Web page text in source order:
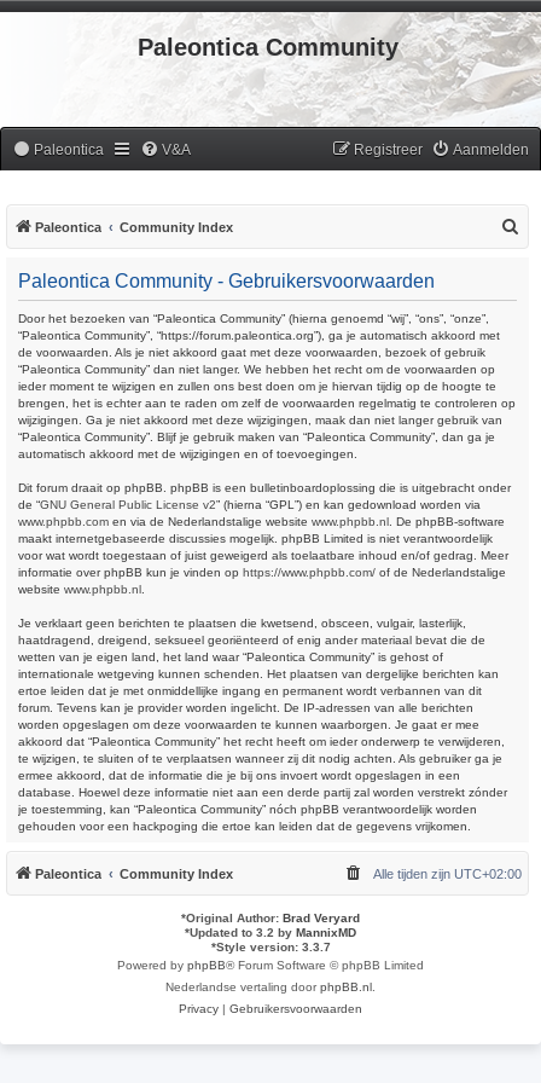
Paleontica Community
Paleontica V&A Aanmelden
Registreer
Paleontica Community Index
Paleontica Community - Gebruikersvoorwaarden
Door het bezoeken van “Paleontica Community” (hierna genoemd “wij”, “ons”, “onze”,
“Paleontica Community”, “https://forum.paleontica.org”), ga je automatisch akkoord met
de voorwaarden. Als je niet akkoord gaat met deze voorwaarden, bezoek of gebruik
“Paleontica Community” dan niet langer. We hebben het recht om de voorwaarden op
ieder moment te wijzigen en zullen ons best doen om je hiervan tijdig op de hoogte te
brengen, het is echter aan te raden om zelf de voorwaarden regelmatig te controleren op
wijzigingen. Ga je niet akkoord met deze wijzigingen, maak dan niet langer gebruik van
“Paleontica Community”. Blijf je gebruik maken van “Paleontica Community”, dan ga je
automatisch akkoord met de wijzigingen en of toevoegingen.
Dit forum draait op phpBB. phpBB is een bulletinboardoplossing die is uitgebracht onder
de “GNU General Public License v2” (hierna “GPL”) en kan gedownload worden via
www.phpbb.com en via de Nederlandstalige website www.phpbb.nl . De phpBB-software
maakt internetgebaseerde discussies mogelijk. phpBB Limited is niet verantwoordelijk
voor wat wordt toegestaan of juist geweigerd als toelaatbare inhoud en/of gedrag. Meer
informatie over phpBB kun je vinden op https://www.phpbb.com/ of de Nederlandstalige
website www.phpbb.nl
Je verklaart geen berichten te plaatsen die kwetsend, obsceen, vulgair, lasterlijk,
haatdragend, dreigend, seksueel georiënteerd of enig ander materiaal bevat die de
wetten van je eigen land, het land waar “Paleontica Community” is gehost of
internationale wetgeving kunnen schenden. Het plaatsen van dergelijke berichten kan
ertoe leiden dat je met onmiddellijke ingang en permanent wordt verbannen van dit
forum. Tevens kan je provider worden ingelicht. De IP-adressen van alle berichten
worden opgeslagen om deze voorwaarden te kunnen waarborgen. Je gaat er mee
akkoord dat “Paleontica Community” het recht heeft om ieder onderwerp te verwijderen,
te wijzigen, te sluiten of te verplaatsen wanneer zij dit nodig achten. Als gebruiker ga je
ermee akkoord, dat de informatie die je bij ons invoert wordt opgeslagen in een
database. Hoewel deze informatie niet aan een derde partij zal worden verstrekt zónder
je toestemming, kan “Paleontica Community” nóch phpBB verantwoordelijk worden
gehouden voor een hackpoging die ertoe kan leiden dat de gegevens vrijkomen.
Paleontica Community Index Alle tijden zijn UTC+02:00
*Original Author: Brad Veryard
*Updated to 3.2 by MannixMD
*Style version: 3.3.7
Powered by phpBB® Forum Software © phpBB Limited
Nederlandse vertaling doorphpBB.nl
Privacy | Gebruikersvoorwaarden